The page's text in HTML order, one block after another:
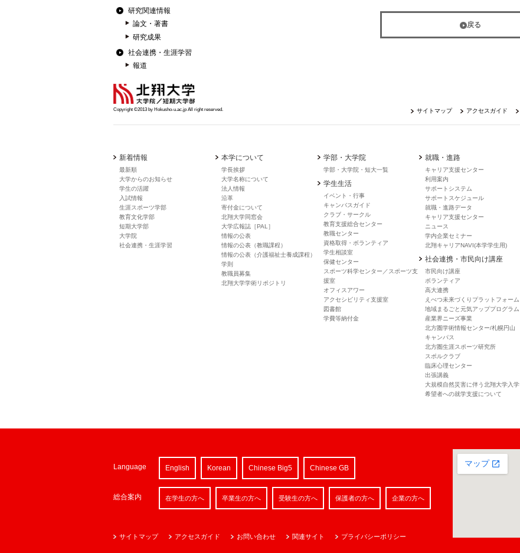
研究関連情報
論文・著書
研究成果
社会連携・生涯学習
報道
戻る
Copyright ©2013 by Hokusho-u.ac.jp All right reserved. サイトマップ アクセスガイド
新着情報
最新順
大学からのお知らせ
学生の活躍
入試情報
生涯スポーツ学部
教育文化学部
短期大学部
大学院
社会連携・生涯学習
本学について
学長挨拶
大学名称について
法人情報
沿革
寄付金について
北翔大学同窓会
大学広報誌［PAL］
情報の公表
情報の公表（教職課程）
情報の公表（介護福祉士養成課程）
学則
教職員募集
北翔大学学術リポジトリ
学部・大学院
学部・大学院・短大一覧
学生生活
イベント・行事
キャンバスガイド
クラブ・サークル
教育支援総合センター
教職センター
資格取得・ボランティア
学生相談室
保健センター
スポーツ科学センター／スポーツ支
援室
オフィスアワー
アクセシビリティ支援室
図書館
学費等納付金
就職・進路
キャリア支援センター
利用案内
サポートシステム
サポートスケジュール
就職・進路データ
キャリア支援センター
ニュース
学内企業セミナー
北翔キャリアNAVI(本学学生用)
社会連携・市民向け講座
市民向け講座
ボランティア
高大連携
えべつ未来づくりプラットフォーム
地域まるごと元気アッププログラム
産業界ニーズ事業
北方圏学術情報センター/札幌円山
キャンパス
北方圏生涯スポーツ研究所
スポルクラブ
臨床心理センター
出張講義
大規模自然災害に伴う北翔大学入学
希望者への就学支援について
Language English Korean Chinese Big5 Chinese GB
総合案内 在学生の方へ 卒業生の方へ 受験生の方へ 保護者の方へ 企業の方へ
サイトマップ アクセスガイド お問い合わせ 関連サイト プライバシーポリシー